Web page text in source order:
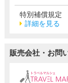
特別補償規定
詳細を見る
販売会社・お問